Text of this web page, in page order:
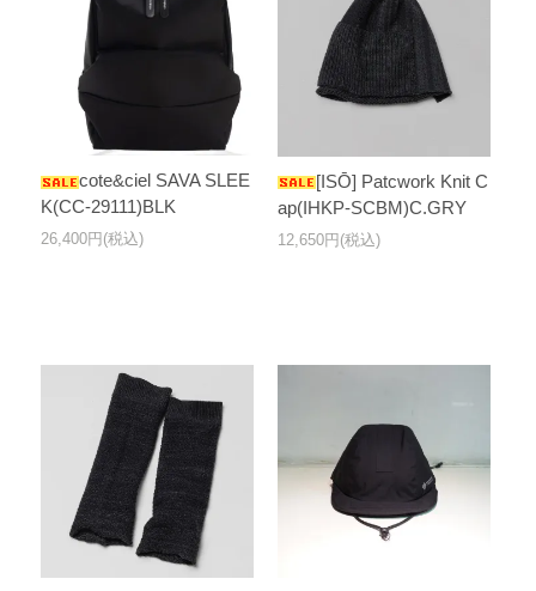
cote&ciel SAVA SLEE
K(CC-29111)BLK
26,400円(税込)
[ISŌ] Patcwork Knit C
ap(IHKP-SCBM)C.GRY
12,650円(税込)